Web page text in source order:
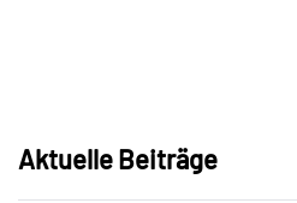
Aktuelle Beiträge